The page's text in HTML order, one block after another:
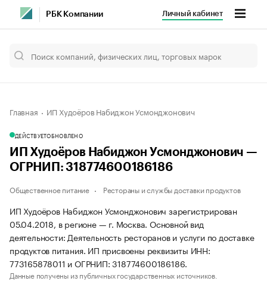
РБК Компании Личный кабинет
Главная ИП Худоёров Набиджон Усмонджонович
ДЕЙСТВУЕТОБНОВЛЕНО
ИП Худоёров Набиджон Усмонджонович —
ОГРНИП: 318774600186186
Общественное питание Рестораны и службы доставки продуктов
ИП Худоёров Набиджон Усмонджонович зарегистрирован
05.04.2018, в регионе — г. Москва. Основной вид
деятельности: Деятельность ресторанов и услуги по доставке
продуктов питания. ИП присвоены реквизиты ИНН:
773165878011 и ОГРНИП: 318774600186186.
Данные получены из публичных государственных источников.